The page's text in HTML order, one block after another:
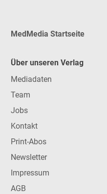
MedMedia Startseite
Über unseren Verlag
Mediadaten
Team
Jobs
Kontakt
Print-Abos
Newsletter
Impressum
AGB